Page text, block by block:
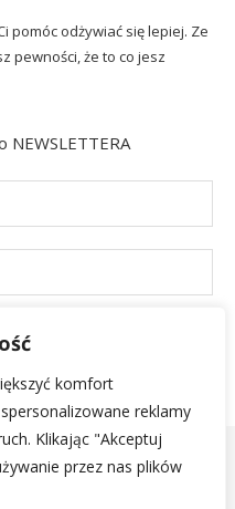
komfort
reklamy
Klikając "Akceptuj
przez nas plików
pomóc odżywiać się lepiej. Ze
pewności, że to co jesz
NEWSLETTERA